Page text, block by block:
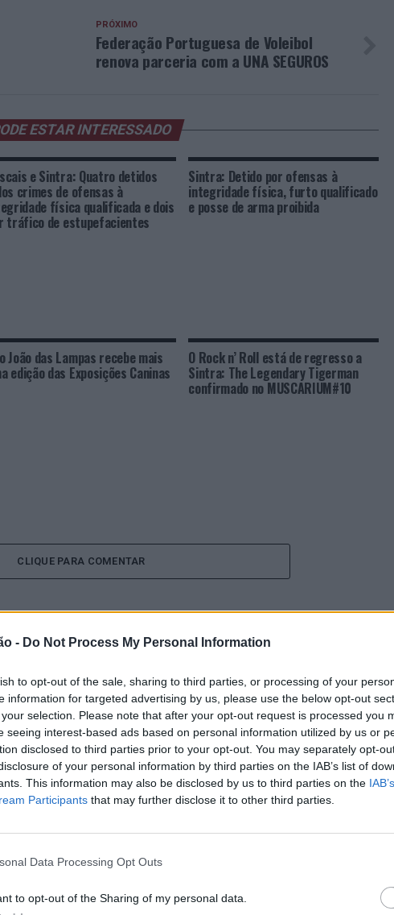
- Do Not Process My Personal Information
to opt-out of the sale, sharing to third parties, or processing of your
information for targeted advertising by us, please use the below opt-out
selection. Please note that after your opt-out request is processed you
seeing interest-based ads based on personal information utilized by us or
disclosed to third parties prior to your opt-out. You may separately opt-
of your personal information by third parties on the IAB’s list of
This information may also be disclosed by us to third parties on the
Participants that may further disclose it to other third parties.
Data Processing Opt Outs
to opt-out of the Sharing of my personal data.
PRÓXIMO
Federação Portuguesa de Voleibol
renova parceria com a UNA SEGUROS
ESTAR INTERESSADO
e Sintra: Quatro detidos
crimes de ofensas à
física qualificada e dois
tráfico de estupefacientes
Sintra: Detido por ofensas à
integridade física, furto qualificado
e posse de arma proibida
João das Lampas recebe mais
edição das Exposições Caninas
O Rock n’ Roll está de regresso a
Sintra: The Legendary Tigerman
confirmado no MUSCARIUM#10
CLIQUE PARA COMENTAR
2026” regressou ao
do francês Luca Van